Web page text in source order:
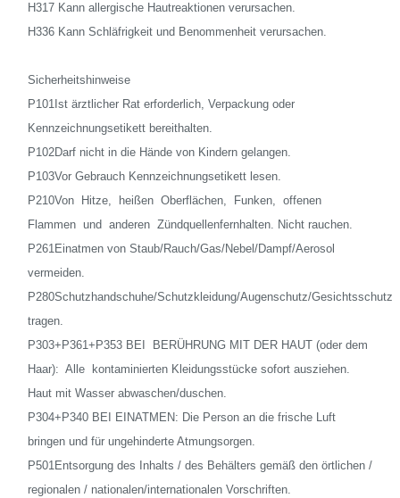
H317 Kann allergische Hautreaktionen verursachen.
H336 Kann Schläfrigkeit und Benommenheit verursachen.
Sicherheitshinweise
P101Ist ärztlicher Rat erforderlich, Verpackung oder
Kennzeichnungsetikett bereithalten.
P102Darf nicht in die Hände von Kindern gelangen.
P103Vor Gebrauch Kennzeichnungsetikett lesen.
P210Von Hitze, heißen Oberflächen, Funken, offenen
Flammen und anderen Zündquellenfernhalten. Nicht rauchen.
P261Einatmen von Staub/Rauch/Gas/Nebel/Dampf/Aerosol
vermeiden.
P280Schutzhandschuhe/Schutzkleidung/Augenschutz/Gesichtsschutz
tragen.
P303+P361+P353 BEI BERÜHRUNG MIT DER HAUT (oder dem
Haar): Alle kontaminierten Kleidungsstücke sofort ausziehen.
Haut mit Wasser abwaschen/duschen.
P304+P340 BEI EINATMEN: Die Person an die frische Luft
bringen und für ungehinderte Atmungsorgen.
P501Entsorgung des Inhalts / des Behälters gemäß den örtlichen /
regionalen / nationalen/internationalen Vorschriften.